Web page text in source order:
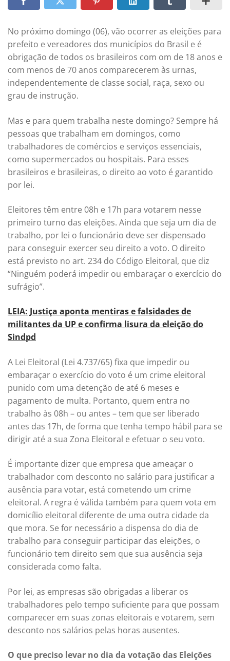
No próximo domingo (06), vão ocorrer as eleições para
prefeito e vereadores dos municípios do Brasil e é
obrigação de todos os brasileiros com om de 18 anos e
com menos de 70 anos comparecerem às urnas,
independentemente de classe social, raça, sexo ou
grau de instrução.
Mas e para quem trabalha neste domingo? Sempre há
pessoas que trabalham em domingos, como
trabalhadores de comércios e serviços essenciais,
como supermercados ou hospitais. Para esses
brasileiros e brasileiras, o direito ao voto é garantido
por lei.
Eleitores têm entre 08h e 17h para votarem nesse
primeiro turno das eleições. Ainda que seja um dia de
trabalho, por lei o funcionário deve ser dispensado
para conseguir exercer seu direito a voto. O direito
está previsto no art. 234 do Código Eleitoral, que diz
“Ninguém poderá impedir ou embaraçar o exercício do
sufrágio”.
LEIA: Justiça aponta mentiras e falsidades de
militantes da UP e confirma lisura da eleição do
Sindpd
A Lei Eleitoral (Lei 4.737/65) fixa que impedir ou
embaraçar o exercício do voto é um crime eleitoral
punido com uma detenção de até 6 meses e
pagamento de multa. Portanto, quem entra no
trabalho às 08h – ou antes – tem que ser liberado
antes das 17h, de forma que tenha tempo hábil para se
dirigir até a sua Zona Eleitoral e efetuar o seu voto.
É importante dizer que empresa que ameaçar o
trabalhador com desconto no salário para justificar a
ausência para votar, está cometendo um crime
eleitoral. A regra é válida também para quem vota em
domicílio eleitoral diferente de uma outra cidade da
que mora. Se for necessário a dispensa do dia de
trabalho para conseguir participar das eleições, o
funcionário tem direito sem que sua ausência seja
considerada como falta.
Por lei, as empresas são obrigadas a liberar os
trabalhadores pelo tempo suficiente para que possam
comparecer em suas zonas eleitorais e votarem, sem
desconto nos salários pelas horas ausentes.
O que preciso levar no dia da votação das Eleições